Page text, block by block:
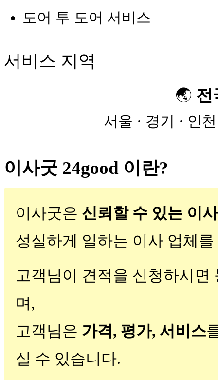
도어 투 도어 서비스
서비스 지역
🌏 전
서울 · 경기 · 인
이사굿 24good 이란?
이사굿은 신뢰할 수 있는 이
성실하게 일하는 이사 업체
고객님이 견적을 신청하시
며,
고객님은 가격, 평가, 서비스
실 수 있습니다.